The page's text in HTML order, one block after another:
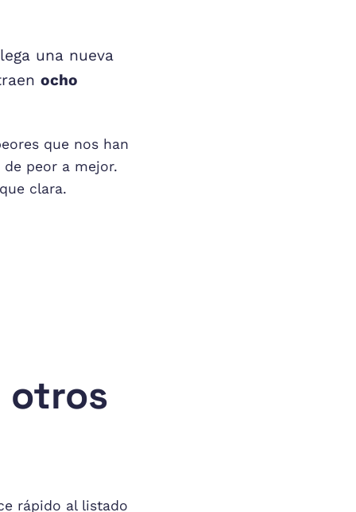
una nueva
ocho
que nos han
peor a mejor.
clara.
otros
rápido al listado